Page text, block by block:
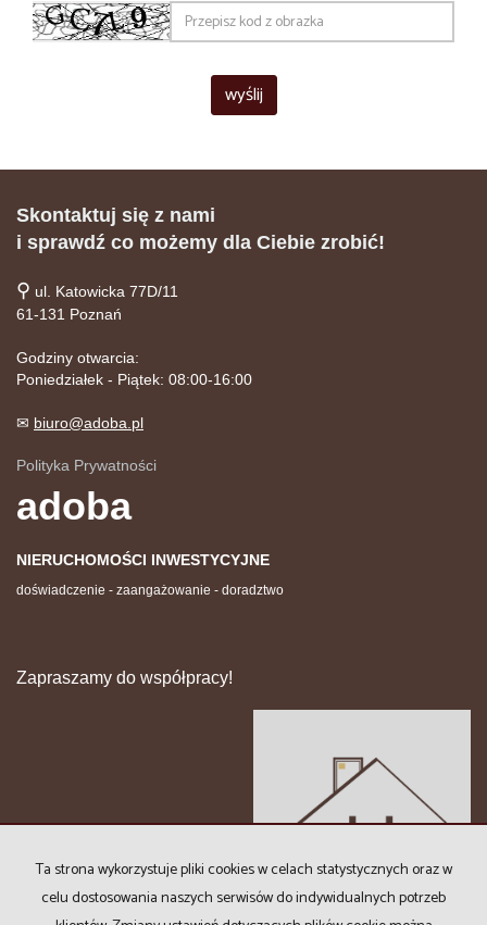
Skontaktuj się z nami
i sprawdź co możemy dla Ciebie zrobić!
⚲ ul. Katowicka 77D/11
61-131 Poznań
Godziny otwarcia:
Poniedziałek - Piątek: 08:00-16:00
✉ biuro@adoba.pl
Polityka Prywatności
adoba
NIERUCHOMOŚCI INWESTYCYJNE
doświadczenie - zaangażowanie - doradztwo
Zapraszamy do współpracy!
Ta strona wykorzystuje pliki cookies w celach statystycznych oraz w
celu dostosowania naszych serwisów do indywidualnych potrzeb